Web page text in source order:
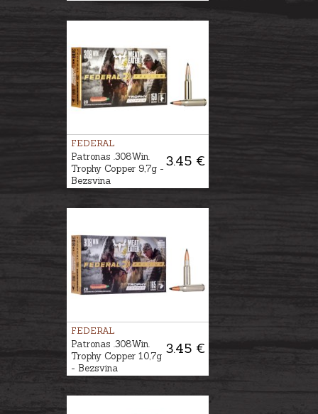
FEDERAL
3.45 €
Patronas .308Win.
Trophy Copper 9,7g -
Bezsvina
FEDERAL
3.45 €
Patronas .308Win.
Trophy Copper 10,7g
- Bezsvina